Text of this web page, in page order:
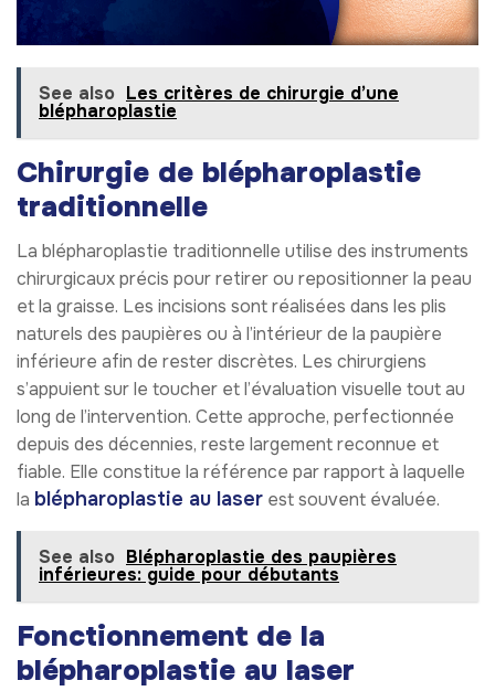
See also Les critères de chirurgie d’une
blépharoplastie
Chirurgie de blépharoplastie
traditionnelle
La blépharoplastie traditionnelle utilise des instruments
chirurgicaux précis pour retirer ou repositionner la peau
et la graisse. Les incisions sont réalisées dans les plis
naturels des paupières ou à l’intérieur de la paupière
inférieure afin de rester discrètes. Les chirurgiens
s’appuient sur le toucher et l’évaluation visuelle tout au
long de l’intervention. Cette approche, perfectionnée
depuis des décennies, reste largement reconnue et
fiable. Elle constitue la référence par rapport à laquelle
la blépharoplastie au laser est souvent évaluée.
See also Blépharoplastie des paupières
inférieures: guide pour débutants
Fonctionnement de la
blépharoplastie au laser